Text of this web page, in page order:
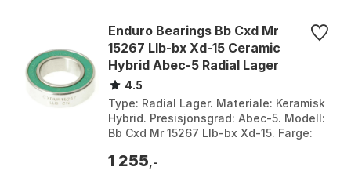
Enduro Bearings Bb Cxd Mr
15267 Llb-bx Xd-15 Ceramic
Hybrid Abec-5 Radial Lager
4.5
Type: Radial Lager. Materiale: Keramisk
Hybrid. Presisjonsgrad: Abec-5. Modell:
Bb Cxd Mr 15267 Llb-bx Xd-15. Farge:
1 255 ,-